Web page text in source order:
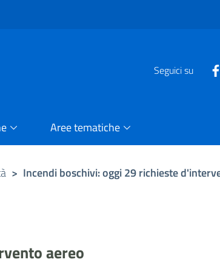
Seguici su
Aree tematiche
> Incendi boschivi: oggi 29 richieste
aereo